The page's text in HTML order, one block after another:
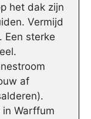
het dak zijn
Vermijd
Een sterke
af
in Warffum